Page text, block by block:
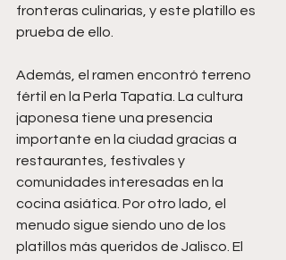
fronteras culinarias, y este platillo es
prueba de ello.
Además, el ramen encontró terreno
fértil en la Perla Tapatía. La cultura
japonesa tiene una presencia
importante en la ciudad gracias a
restaurantes, festivales y
comunidades interesadas en la
cocina asiática. Por otro lado, el
menudo sigue siendo uno de los
platillos más queridos de Jalisco. El